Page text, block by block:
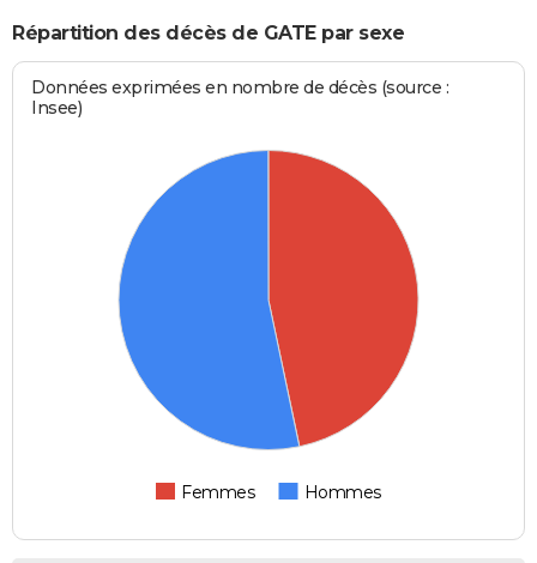
Répartition des décès de GATE par sexe
Données exprimées en nombre de décès (source :
Insee)
Femmes Hommes